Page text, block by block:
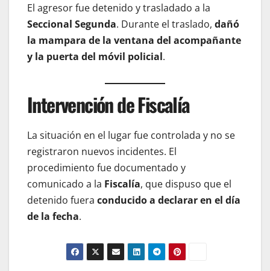
El agresor fue detenido y trasladado a la
Seccional Segunda. Durante el traslado, dañó
la mampara de la ventana del acompañante
y la puerta del móvil policial.
Intervención de Fiscalía
La situación en el lugar fue controlada y no se
registraron nuevos incidentes. El
procedimiento fue documentado y
comunicado a la Fiscalía, que dispuso que el
detenido fuera conducido a declarar en el día
de la fecha.